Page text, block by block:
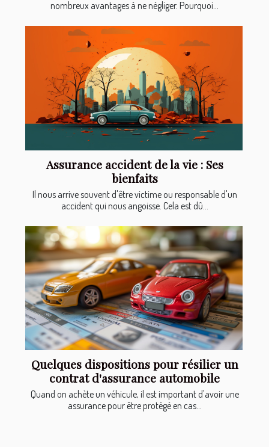
nombreux avantages à ne négliger. Pourquoi...
Assurance accident de la vie : Ses
bienfaits
Il nous arrive souvent d'être victime ou responsable d'un
accident qui nous angoisse. Cela est dû...
Quelques dispositions pour résilier un
contrat d'assurance automobile
Quand on achète un véhicule, il est important d'avoir une
assurance pour être protégé en cas...